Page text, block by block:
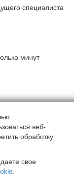
веб-
обработку
свое
.
специалиста
минут